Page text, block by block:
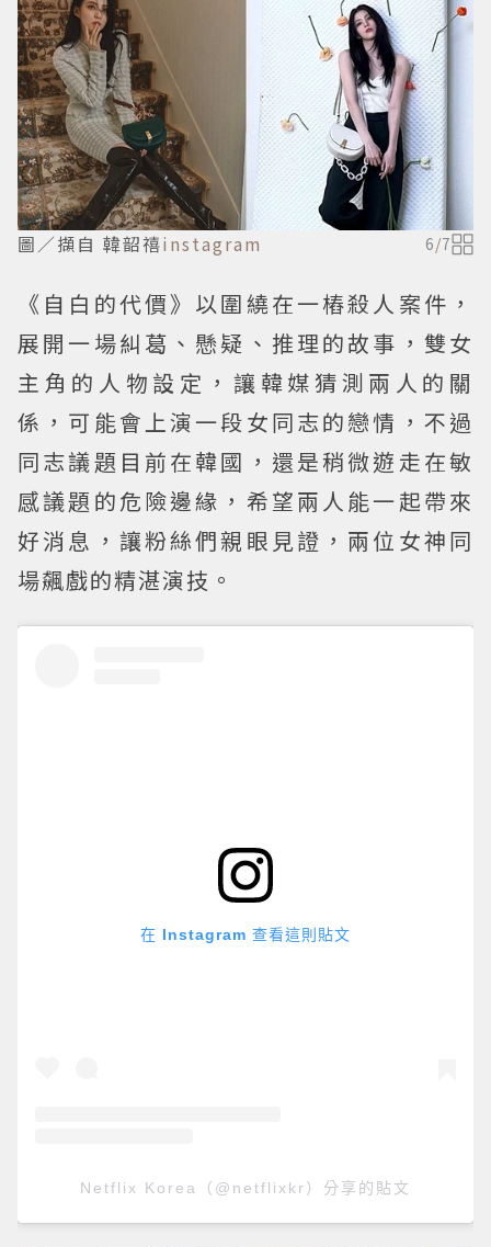
圖／擷自 韓韶禧instagram 6/7
《自白的代價》以圍繞在一樁殺人案件，
展開一場糾葛、懸疑、推理的故事，雙女
主角的人物設定，讓韓媒猜測兩人的關
係，可能會上演一段女同志的戀情，不過
同志議題目前在韓國，還是稍微遊走在敏
感議題的危險邊緣，希望兩人能一起帶來
好消息，讓粉絲們親眼見證，兩位女神同
場飆戲的精湛演技。
在 Instagram 查看這則貼文
Netflix Korea（@netflixkr）分享的貼文